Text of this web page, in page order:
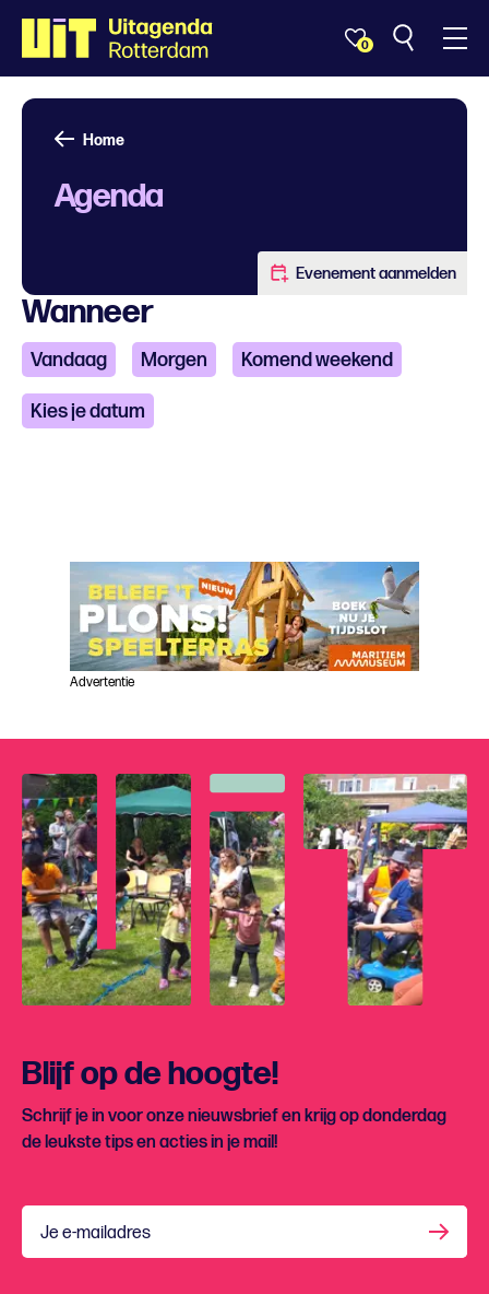
0
Home
Agenda
Evenement aanmelden
Wanneer
Vandaag Morgen Komend weekend
Kies je datum
Advertentie
Blijf op de hoogte!
Schrijf je in voor onze nieuwsbrief en krijg op donderdag
de leukste tips en acties in je mail!
Je e-mailadres